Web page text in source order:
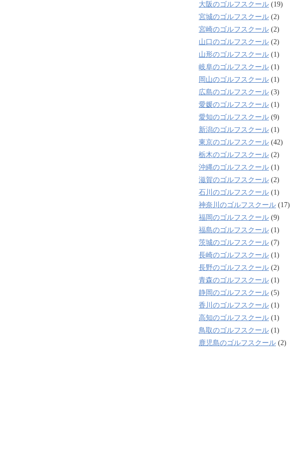
大阪のゴルフスクール (19)
宮城のゴルフスクール (2)
宮崎のゴルフスクール (2)
山口のゴルフスクール (2)
山形のゴルフスクール (1)
岐阜のゴルフスクール (1)
岡山のゴルフスクール (1)
広島のゴルフスクール (3)
愛媛のゴルフスクール (1)
愛知のゴルフスクール (9)
新潟のゴルフスクール (1)
東京のゴルフスクール (42)
栃木のゴルフスクール (2)
沖縄のゴルフスクール (1)
滋賀のゴルフスクール (2)
石川のゴルフスクール (1)
神奈川のゴルフスクール (17)
福岡のゴルフスクール (9)
福島のゴルフスクール (1)
茨城のゴルフスクール (7)
長崎のゴルフスクール (1)
長野のゴルフスクール (2)
青森のゴルフスクール (1)
静岡のゴルフスクール (5)
香川のゴルフスクール (1)
高知のゴルフスクール (1)
鳥取のゴルフスクール (1)
鹿児島のゴルフスクール (2)